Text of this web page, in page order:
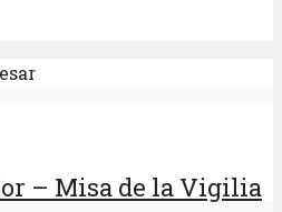
– Misa de la Vigilia